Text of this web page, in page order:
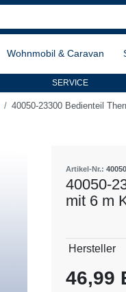
Wohnmobil & Caravan
SERVICE
40050-23300 Bedienteil
Artikel-Nr.:
40050-
mit 6 m
Wert
Hersteller
46,99